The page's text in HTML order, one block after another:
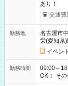
あり！
交通費
勤務地
名古屋市
栄(愛知県)
イベン
勤務時間
09:00～18:00
OK